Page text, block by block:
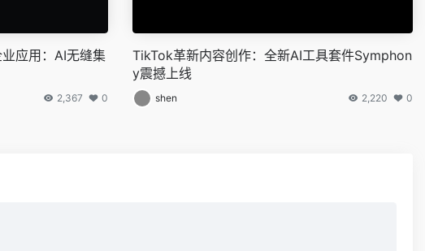
应用：AI无缝集
2,367 0
TikTok革新内容创作：全新AI工具套件Symphon
y震撼上线
shen 2,220 0